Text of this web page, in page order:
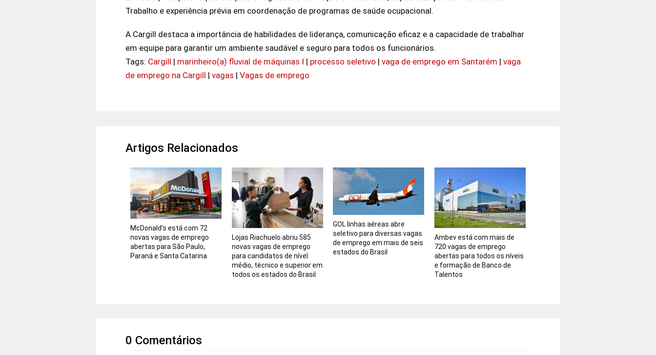
Trabalho e experiência prévia em coordenação de programas de saúde ocupacional.
A Cargill destaca a importância de habilidades de liderança, comunicação eficaz e a capacidade de trabalhar
em equipe para garantir um ambiente saudável e seguro para todos os funcionários.
Tags: Cargill | marinheiro(a) fluvial de máquinas I | processo seletivo | vaga de emprego em Santarém | vaga
de emprego na Cargill | vagas | Vagas de emprego
Artigos Relacionados
McDonald’s está com 72
novas vagas de emprego
abertas para São Paulo,
Paraná e Santa Catarina
Lojas Riachuelo abriu 585
novas vagas de emprego
para candidatos de nível
médio, técnico e superior em
todos os estados do Brasil
GOL linhas aéreas abre
seletivo para diversas vagas
de emprego em mais de seis
estados do Brasil
Ambev está com mais de
720 vagas de emprego
abertas para todos os níveis
e formação de Banco de
Talentos
0 Comentários